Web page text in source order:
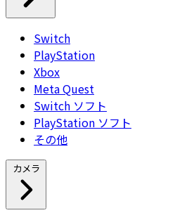
Switch
PlayStation
Xbox
Meta Quest
Switch ソフト
PlayStation ソフト
その他
カメラ